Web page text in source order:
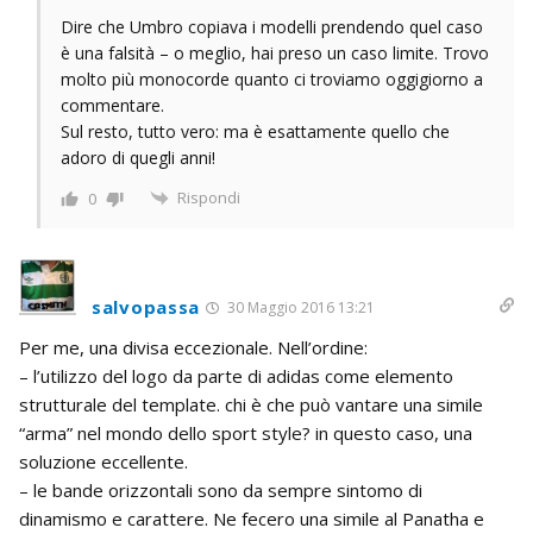
Dire che Umbro copiava i modelli prendendo quel caso
è una falsità – o meglio, hai preso un caso limite. Trovo
molto più monocorde quanto ci troviamo oggigiorno a
commentare.
Sul resto, tutto vero: ma è esattamente quello che
adoro di quegli anni!
0 Rispondi
salvopassa 30 Maggio 2016 13:21
Per me, una divisa eccezionale. Nell’ordine:
– l’utilizzo del logo da parte di adidas come elemento
strutturale del template. chi è che può vantare una simile
“arma” nel mondo dello sport style? in questo caso, una
soluzione eccellente.
– le bande orizzontali sono da sempre sintomo di
dinamismo e carattere. Ne fecero una simile al Panatha e